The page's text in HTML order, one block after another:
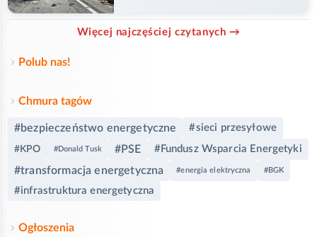
Więcej najczęściej czytanych →
Polub nas!
Chmura tagów
#bezpieczeństwo energetyczne #sieci przesyłowe
#KPO #Donald Tusk #PSE #Fundusz Wsparcia Energetyki
#transformacja energetyczna #energia elektryczna #BGK
#infrastruktura energetyczna
Ogłoszenia